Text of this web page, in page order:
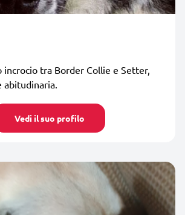
incrocio tra Border Collie e Setter,
abitudinaria.
Vedi il suo profilo